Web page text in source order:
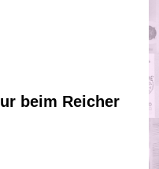
beim Reicher